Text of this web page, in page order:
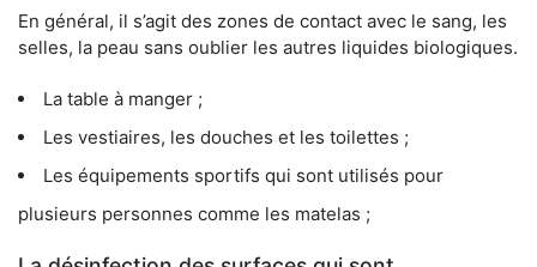
En général, il s’agit des zones de contact avec le sang, les
selles, la peau sans oublier les autres liquides biologiques.
La table à manger ;
Les vestiaires, les douches et les toilettes ;
Les équipements sportifs qui sont utilisés pour
plusieurs personnes comme les matelas ;